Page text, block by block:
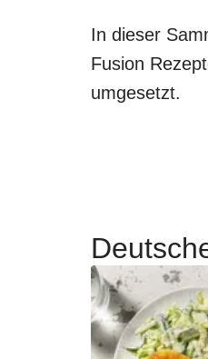
In dieser
Fusion
umgesetzt.